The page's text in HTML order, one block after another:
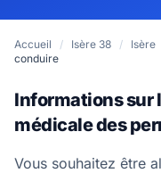
Accueil / Isère 38 / Isère
conduire
Informations sur
médicale des
Vous souhaitez être